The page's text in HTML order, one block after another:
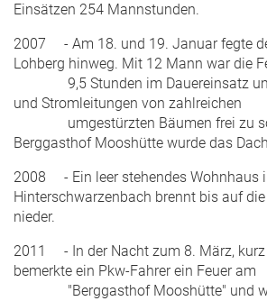
Einsätzen 254 Mannstunden.
2007 - Am 18. und 19. Januar fegte
Lohberg hinweg. Mit 12 Mann war die
9,5 Stunden im Dauereinsatz um
und Stromleitungen von zahlreichen
umgestürzten Bäumen frei zu
Berggasthof Mooshütte wurde das
2008 - Ein leer stehendes Wohnhaus
Hinterschwarzenbach brennt bis auf
nieder.
2011 - In der Nacht zum 8. März, kurz
bemerkte ein Pkw-Fahrer ein Feuer am
"Berggasthof Mooshütte" und